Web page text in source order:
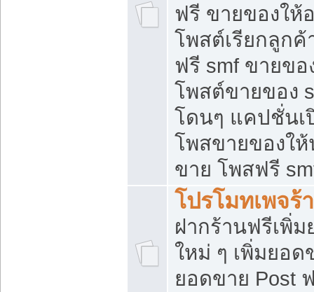
ฟรี ขายของให้
โพสต์เรียกลูกค้
ฟรี smf ขายขอ
โพสต์ขายของ
โดนๆ แคปชั่นเ
โพสขายของใ
ขาย โพสฟรี
โปรโมทเพจร้
ฝากร้านฟรีเพิ่
ใหม่ ๆ เพิ่มยอด
ยอดขาย Post